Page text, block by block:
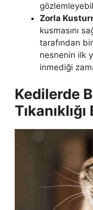
Zorla
kusmasını
tarafından
nesnenin ilk
inmediği
Kedilerde
Tıkanıklığı